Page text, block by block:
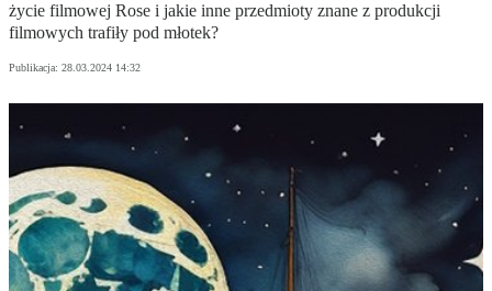
życie filmowej Rose i jakie inne przedmioty znane z produkcji
filmowych trafiły pod młotek?
Publikacja: 28.03.2024 14:32